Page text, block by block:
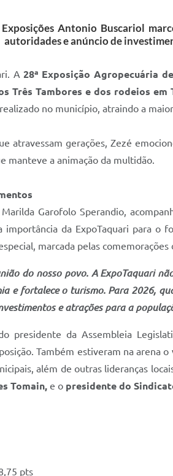
Antonio Buscariol
autoridades e anúncio de
A28ª Exposição Agropecuária
Três Tambores e dos rodeios em
no município, atraindo a
atravessam gerações, Zezé
manteve a animação da multidão.
Garofolo Sperandio,
importância da ExpoTaquari para
marcada pelas
do nosso povo. A ExpoTaquari
e fortalece o turismo. Para 2026,
e atrações para a
presidente da Assembleia
Também estiveram na arena o
além de outras lideranças
Tomain, e o presidente do
pts